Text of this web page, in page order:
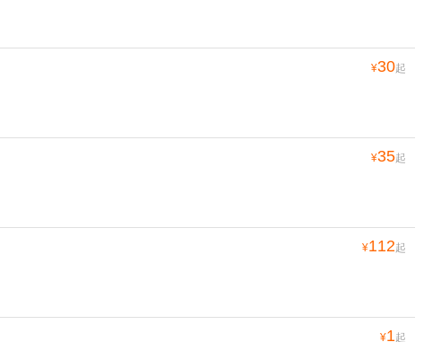
¥30起
¥35起
¥112起
¥1起